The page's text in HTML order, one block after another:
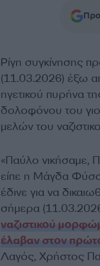
Ρίγη συγκίνησης
(11.03.2026) έξω
ηγετικού πυρήνα
δολοφόνου του
μελών του
«Παύλο νικήσαμε,
είπε η Μάγδα
έδινε για να
σήμερα
ναζιστικού
έλαβαν στον
Λαγός, Χρήστος